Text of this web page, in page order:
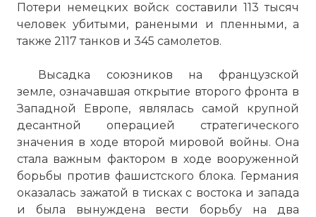
Потери немецких войск составили 113 тысяч
человек убитыми, ранеными и пленными, а
также 2117 танков и 345 самолетов.
Высадка союзников на французской
земле, означавшая открытие второго фронта в
Западной Европе, являлась самой крупной
десантной операцией стратегического
значения в ходе второй мировой войны. Она
стала важным фактором в ходе вооруженной
борьбы против фашистского блока. Германия
оказалась зажатой в тисках с востока и запада
и была вынуждена вести борьбу на два